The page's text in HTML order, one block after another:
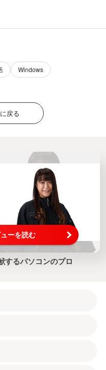
Windows
戻る
ーを読む
するパソコンのプロ